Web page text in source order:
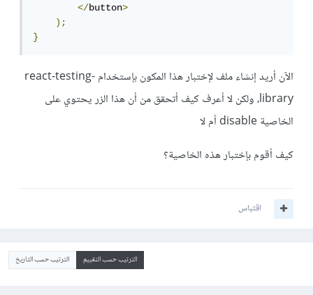
</button>
);
}
الآن أريد إنشاء ملف لإختبار هذا المكون بإستخدام react-testing-
library، ولكن لا أعرف كيف أتحقق من أن هذا الزر يحتوي على
الخاصية disable أم لا
كيف أقوم بإختبار هذه الخاصية؟
اقتباس
الترتيب حسب التقييم الترتيب حسب التاريخ